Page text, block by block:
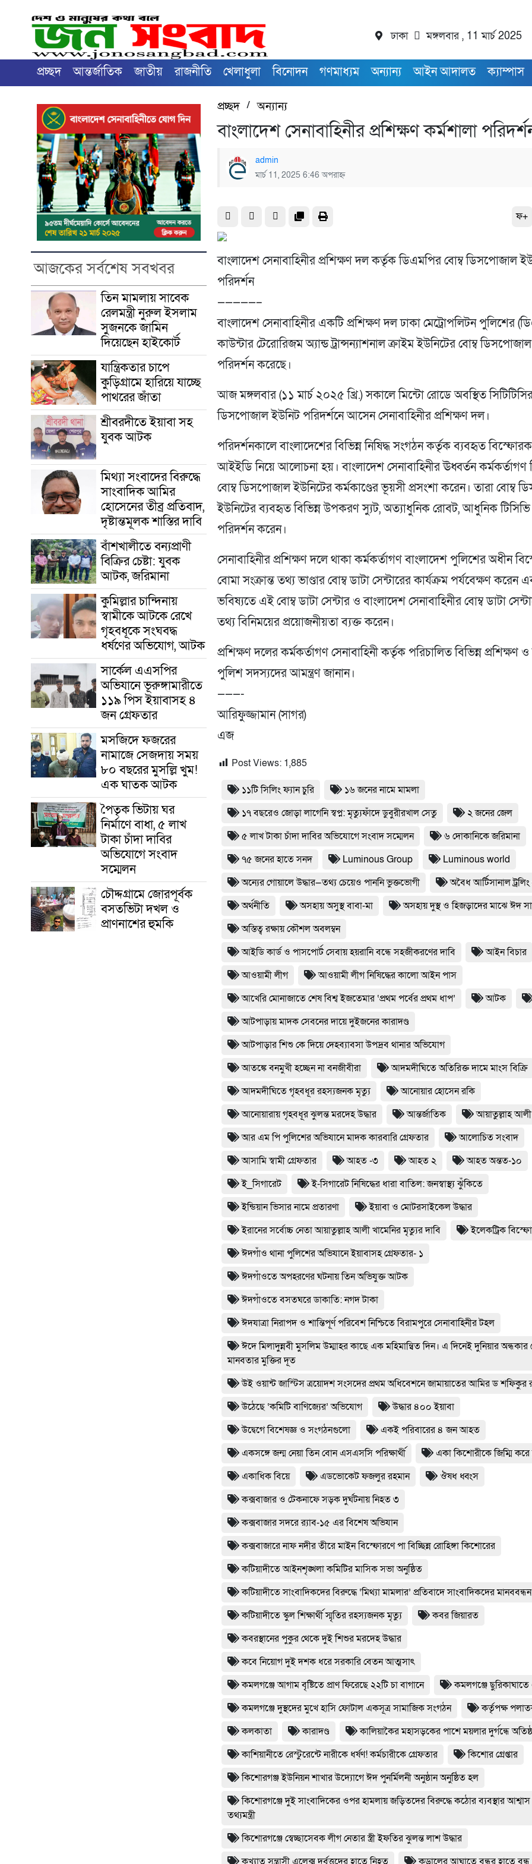
ঢাকা মঙ্গলবার , 11 মার্চ 2025
প্রচ্ছদ আন্তর্জাতিক জাতীয় রাজনীতি খেলাধুলা বিনোদন গণমাধ্যম অন্যান্য আইন আদালত ক্যাম্পাস
আজকের সর্বশেষ সবখবর
তিন মামলায় সাবেক
রেলমন্ত্রী নুরুল ইসলাম
সুজনকে জামিন
দিয়েছেন হাইকোর্ট
যান্ত্রিকতার চাপে
কুড়িগ্রামে হারিয়ে যাচ্ছে
পাথরের জাঁতা
শ্রীবরদীতে ইয়াবা সহ
যুবক আটক
মিথ্যা সংবাদের বিরুদ্ধে
সাংবাদিক আমির
হোসেনের তীব্র প্রতিবাদ,
দৃষ্টান্তমূলক শাস্তির দাবি
বাঁশখালীতে বন্যপ্রাণী
বিক্রির চেষ্টা: যুবক
আটক, জরিমানা
কুমিল্লার চান্দিনায়
স্বামীকে আটকে রেখে
গৃহবধূকে সংঘবদ্ধ
ধর্ষণের অভিযোগ, আটক
সার্কেল এএসপির
অভিযানে ভূরুঙ্গামারীতে
১১৯ পিস ইয়াবাসহ ৪
জন গ্রেফতার
মসজিদে ফজরের
নামাজে সেজদায় সময়
৮০ বছরের মুসল্লি খুম!
এক ঘাতক আটক
পৈতৃক ভিটায় ঘর
নির্মাণে বাধা, ৫ লাখ
টাকা চাঁদা দাবির
অভিযোগে সংবাদ
সম্মেলন
চৌদ্দগ্রামে জোরপূর্বক
বসতভিটা দখল ও
প্রাণনাশের হুমকি
প্রচ্ছদ/অন্যান্য
বাংলাদেশ সেনাবাহিনীর প্রশিক্ষণ কর্মশালা
admin
মার্চ 11, 2025 6:46 অপরাহ্ন
ফ+
বাংলাদেশ সেনাবাহিনীর প্রশিক্ষণ দল কর্তৃক ডিএমপির বোম্ব ডিসপোজাল
পরিদর্শন
—————–
বাংলাদেশ সেনাবাহিনীর একটি প্রশিক্ষণ দল ঢাকা মেট্রোপলিটন পুলিশের
কাউন্টার টেরোরিজম অ্যান্ড ট্রান্সন্যাশনাল ক্রাইম ইউনিটের বোম্ব
পরিদর্শন করেছে।
আজ মঙ্গলবার (১১ মার্চ ২০২৫ খ্রি.) সকালে মিন্টো রোডে অবস্থিত
ডিসপোজাল ইউনিট পরিদর্শনে আসেন সেনাবাহিনীর প্রশিক্ষণ দল।
পরিদর্শনকালে বাংলাদেশের বিভিন্ন নিষিদ্ধ সংগঠন কর্তৃক ব্যবহৃত
আইইডি নিয়ে আলোচনা হয়। বাংলাদেশ সেনাবাহিনীর ঊধ্বর্তন
বোম্ব ডিসপোজাল ইউনিটের কর্মকাণ্ডের ভূয়সী প্রসংশা করেন। তারা বোম্ব
ইউনিটের ব্যবহৃত বিভিন্ন উপকরণ স্যুট, অত্যাধুনিক রোবট, আধুনিক টিসিভি
পরিদর্শন করেন।
সেনাবাহিনীর প্রশিক্ষণ দলে থাকা কর্মকর্তাগণ বাংলাদেশ পুলিশের অধীন
বোমা সংক্রান্ত তথ্য ভাণ্ডার বোম্ব ডাটা সেন্টারের কার্যক্রম পর্যবেক্ষণ করেন
ভবিষ্যতে এই বোম্ব ডাটা সেন্টার ও বাংলাদেশ সেনাবাহিনীর বোম্ব ডাটা
তথ্য বিনিময়ের প্রয়োজনীয়তা ব্যক্ত করেন।
প্রশিক্ষণ দলের কর্মকর্তাগণ সেনাবাহিনী কর্তৃক পরিচালিত বিভিন্ন প্রশিক্ষণ
পুলিশ সদস্যদের আমন্ত্রণ জানান।
———-
আরিফুজ্জামান (সাগর)
এজ
Post Views: 1,885
১১টি সিলিং ফ্যান চুরি
১৬ জনের নামে মামলা
১৭ বছরেও জোড়া লাগেনি স্বপ্ন: মৃত্যুফাঁদে ডুবুরীরখাল সেতু
২ জনের জেল
৫ লাখ টাকা চাঁদা দাবির অভিযোগে সংবাদ সম্মেলন
৬ দোকানিকে জরিমানা
৭৫ জনের হাতে সনদ
Luminous Group
Luminous world
অন্যের গোয়ালে উদ্ধার—তথ্য চেয়েও পাননি ভুক্তভোগী
অবৈধ আর্টিসানাল
অর্থনীতি
অসহায় অসুস্থ বাবা-মা
অসহায় দুস্থ ও হিজড়াদের মাঝে ঈদ
অস্তিত্ব রক্ষায় কৌশল অবলম্বন
আইডি কার্ড ও পাসপোর্ট সেবায় হয়রানি বন্ধে সহজীকরণের দাবি
আইন বিচার
আওয়ামী লীগ
আওয়ামী লীগ নিষিদ্ধের কালো আইন পাস
আখেরি মোনাজাতে শেষ বিশ্ব ইজতেমার ‘প্রথম পর্বের প্রথম ধাপ’
আটক
আটপাড়ায় মাদক সেবনের দায়ে দুইজনের কারাদণ্ড
আটপাড়ার শিশু কে দিয়ে দেহব্যাবসা উপদ্রব থানার অভিযোগ
আতঙ্কে বনমুখী হচ্ছেন না বনজীবীরা
আদমদীঘিতে অতিরিক্ত দামে মাংস বিক্রি
আদমদীঘিতে গৃহবধূর রহস্যজনক মৃত্যু
আনোয়ার হোসেন রকি
আনোয়ারায় গৃহবধূর ঝুলন্ত মরদেহ উদ্ধার
আন্তর্জাতিক
আয়াতুল্লাহ আলী
আর এম পি পুলিশের অভিযানে মাদক কারবারি গ্রেফতার
আলোচিত সংবাদ
আসামি স্বামী গ্রেফতার
আহত -৩ আহত ২
আহত অন্তত-১০
ই_সিগারেট
ই-সিগারেট নিষিদ্ধের ধারা বাতিল: জনস্বাস্থ্য ঝুঁকিতে
ইন্ডিয়ান ভিসার নামে প্রতারণা
ইয়াবা ও মোটরসাইকেল উদ্ধার
ইরানের সর্বোচ্চ নেতা আয়াতুল্লাহ আলী খামেনির মৃত্যুর দাবি
ইলেকট্রিক
ঈদগাঁও থানা পুলিশের অভিযানে ইয়াবাসহ গ্রেফতার- ১
ঈদগাঁওতে অপহরণের ঘটনায় তিন অভিযুক্ত আটক
ঈদগাঁওতে বসতঘরে ডাকাতি: নগদ টাকা
ঈদযাত্রা নিরাপদ ও শান্তিপূর্ণ পরিবেশ নিশ্চিতে বিরামপুরে সেনাবাহিনীর টহল
ঈদে মিলাদুন্নবী মুসলিম উম্মাহর কাছে এক মহিমান্বিত দিন। এ দিনেই দুনিয়ার
মানবতার মুক্তির দূত
উই ওয়ান্ট জাস্টিস ত্রয়োদশ সংসদের প্রথম অধিবেশনে জামায়াতের আমির ড শফিকুর
উঠেছে ‘কমিটি বাণিজ্যের’ অভিযোগ
উদ্ধার ৪০০ ইয়াবা
উদ্বেগে বিশেষজ্ঞ ও সংগঠনগুলো
একই পরিবারের ৪ জন আহত
একসঙ্গে জন্ম নেয়া তিন বোন এসএসসি পরিক্ষার্থী
একা কিশোরীকে জিম্মি করে
একাধিক বিয়ে
এডভোকেট ফজলুর রহমান
ঔষধ ধ্বংস
কক্সবাজার ও টেকনাফে সড়ক দুর্ঘটনায় নিহত ৩
কক্সবাজার সদরে র‍্যাব-১৫ এর বিশেষ অভিযান
কক্সবাজারে নাফ নদীর তীরে মাইন বিস্ফোরণে পা বিচ্ছিন্ন রোহিঙ্গা কিশোরের
কটিয়াদীতে আইনশৃঙ্খলা কমিটির মাসিক সভা অনুষ্ঠিত
কটিয়াদীতে সাংবাদিকদের বিরুদ্ধে ‘মিথ্যা মামলার’ প্রতিবাদে সাংবাদিকদের মানববন্ধন
কটিয়াদীতে স্কুল শিক্ষার্থী স্মৃতির রহস্যজনক মৃত্যু
কবর জিয়ারত
কবরস্থানের পুকুর থেকে দুই শিশুর মরদেহ উদ্ধার
কবে নিয়োগ দুই দশক ধরে সরকারি বেতন আত্মসাৎ
কমলগঞ্জে আগাম বৃষ্টিতে প্রাণ ফিরেছে ২২টি চা বাগানে
কমলগঞ্জে
কমলগঞ্জে দুস্থদের মুখে হাসি ফোটাল একসূত্র সামাজিক সংগঠন
কর্তৃপক্ষ
কলকাতা
কারাদণ্ড
কালিয়াকৈর মহাসড়কের পাশে ময়লার দুর্গন্ধে
কাশিয়ানীতে রেস্টুরেন্টে নারীকে ধর্ষণ! কর্মচারীকে গ্রেফতার
কিশোর গ্রেপ্তার
কিশোরগঞ্জ ইউনিয়ন শাখার উদ্যোগে ঈদ পুনর্মিলনী অনুষ্ঠান অনুষ্ঠিত হল
কিশোরগঞ্জে দুই সাংবাদিকের ওপর হামলায় জড়িতদের বিরুদ্ধে কঠোর ব্যবস্থার আশ্বাস
তথ্যমন্ত্রী
কিশোরগঞ্জে স্বেচ্ছাসেবক লীগ নেতার স্ত্রী ইফতির ঝুলন্ত লাশ উদ্ধার